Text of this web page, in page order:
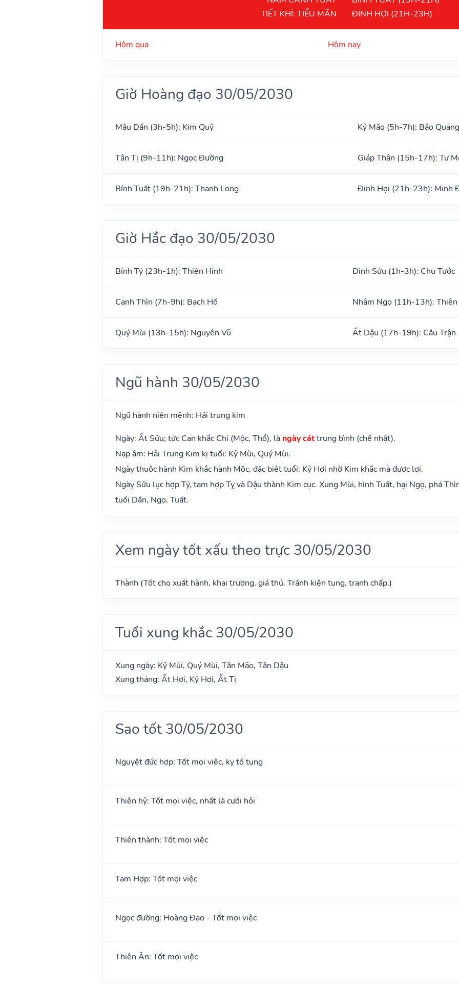
TIẾT KHÍ: TIỂU MÃN
ĐINH HỢI (21H-23H)
Hôm qua Hôm nay
Giờ Hoàng đạo 30/05/2030
Mậu Dần (3h-5h): Kim Quỹ Kỷ Mão (5h-7h): Bảo Quang
Tân Tị (9h-11h): Ngọc Đường Giáp Thân (15h-17h): Tư
Bính Tuất (19h-21h): Thanh Long Đinh Hợi (21h-23h): Minh
Giờ Hắc đạo 30/05/2030
Bính Tý (23h-1h): Thiên Hình Đinh Sửu (1h-3h): Chu Tước
Canh Thìn (7h-9h): Bạch Hổ Nhâm Ngọ (11h-13h): Thiên
Quý Mùi (13h-15h): Nguyên Vũ Ất Dậu (17h-19h): Câu Trận
Ngũ hành 30/05/2030
Ngũ hành niên mệnh: Hải trung kim
Ngày: Ất Sửu; tức Can khắc Chi (Mộc, Thổ), là ngày cáttrung bình (chế nhật).
Nạp âm: Hải Trung Kim kị tuổi: Kỷ Mùi, Quý Mùi.
Ngày thuộc hành Kim khắc hành Mộc, đặc biệt tuổi: Kỷ Hợi nhờ Kim khắc mà được lợi.
Ngày Sửu lục hợp Tý, tam hợp Tỵ và Dậu thành Kim cục. Xung Mùi, hình Tuất, hại Ngọ, phá
tuổi Dần, Ngọ, Tuất.
Xem ngày tốt xấu theo trực 30/05/2030
Thành (Tốt cho xuất hành, khai trương, giá thú. Tránh kiện tụng, tranh chấp.)
Tuổi xung khắc 30/05/2030
Xung ngày: Kỷ Mùi, Quý Mùi, Tân Mão, Tân Dậu
Xung tháng: Ất Hợi, Kỷ Hợi, Ất Tị
Sao tốt 30/05/2030
Nguyệt đức hợp: Tốt mọi việc, kỵ tố tụng
Thiên hỷ: Tốt mọi việc, nhất là cưới hỏi
Thiên thành: Tốt mọi việc
Tam Hợp: Tốt mọi việc
Ngọc đường: Hoàng Đạo - Tốt mọi việc
Thiên Ân: Tốt mọi việc